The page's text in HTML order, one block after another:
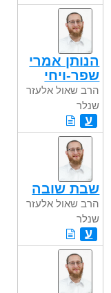
הנותן אמרי
שפר-ויחי
הרב שאול אלעזר
שנלר
ע
שבת שובה
הרב שאול אלעזר
שנלר
ע